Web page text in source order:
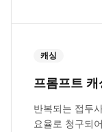
캐싱
프롬프트 캐
반복되는 접두
요율로 청구되